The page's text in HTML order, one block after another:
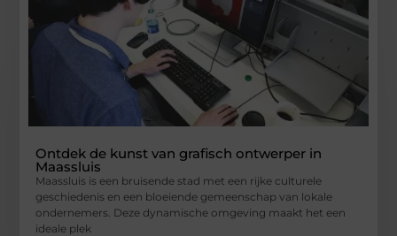
Ontdek de kunst van grafisch ontwerper in
Maassluis
Maassluis is een bruisende stad met een rijke culturele
geschiedenis en een bloeiende gemeenschap van lokale
ondernemers. Deze dynamische omgeving maakt het een
ideale plek